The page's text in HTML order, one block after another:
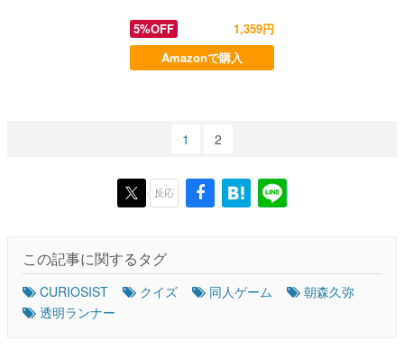
5%OFF
1,359円
Amazonで購入
1 2
反応
この記事に関するタグ
CURIOSIST クイズ 同人ゲーム
朝森久弥
透明ランナー